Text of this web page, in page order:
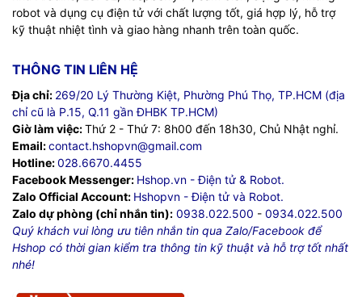
robot và dụng cụ điện tử với chất lượng tốt, giá hợp lý, hỗ trợ
kỹ thuật nhiệt tình và giao hàng nhanh trên toàn quốc.
THÔNG TIN LIÊN HỆ
Địa chỉ: 269/20 Lý Thường Kiệt, Phường Phú Thọ, TP.HCM (địa
chỉ cũ là P.15, Q.11 gần ĐHBK TP.HCM)
Giờ làm việc:Thứ 2 - Thứ 7: 8h00 đến 18h30, Chủ Nhật nghỉ.
Email:contact.hshopvn@gmail.com
Hotline:028.6670.4455
Facebook Messenger: Hshop.vn - Điện tử & Robot.
Zalo Official Account: Hshopvn - Điện tử và Robot.
Zalo dự phòng (chỉ nhắn tin): 0938.022.500 - 0934.022.500
Quý khách vui lòng ưu tiên nhắn tin qua Zalo/Facebook để
Hshop có thời gian kiểm tra thông tin kỹ thuật và hỗ trợ tốt nhất
nhé!